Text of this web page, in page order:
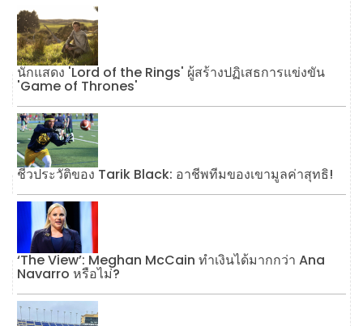
นักแสดง 'Lord of the Rings' ผู้สร้างปฏิเสธการแข่งขัน
'Game of Thrones'
ชีวประวัติของ Tarik Black: อาชีพทีมของเขามูลค่าสุทธิ!
‘The View’: Meghan McCain ทำเงินได้มากกว่า Ana
Navarro หรือไม่?